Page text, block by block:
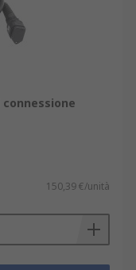
software
150,39 €/unità